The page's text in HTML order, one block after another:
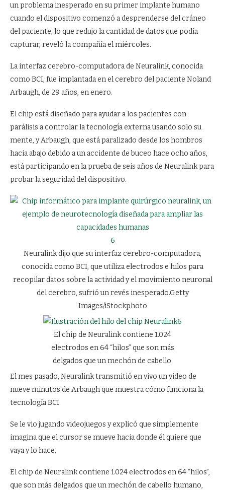
un problema inesperado en su primer implante humano
cuando el dispositivo comenzó a desprenderse del cráneo
del paciente, lo que redujo la cantidad de datos que podía
capturar, reveló la compañía el miércoles.
La interfaz cerebro-computadora de Neuralink, conocida
como BCI, fue implantada en el cerebro del paciente Noland
Arbaugh, de 29 años, en enero.
El chip está diseñado para ayudar a los pacientes con
parálisis a controlar la tecnología externa usando solo su
mente, y Arbaugh, que está paralizado desde los hombros
hacia abajo debido a un accidente de buceo hace ocho años,
está participando en la prueba de seis años de Neuralink para
probar la seguridad del dispositivo.
6
Neuralink dijo que su interfaz cerebro-computadora,
conocida como BCI, que utiliza electrodos e hilos para
recopilar datos sobre la actividad y el movimiento neuronal
del cerebro, sufrió un revés inesperado.Getty
Images/iStockphoto
6
El chip de Neuralink contiene 1.024
electrodos en 64 “hilos” que son más
delgados que un mechón de cabello.
El mes pasado, Neuralink transmitió en vivo un video de
nueve minutos de Arbaughque muestra cómo funciona la
tecnología BCI.
Se le vio jugando videojuegos y explicó que simplemente
imagina que el cursor se mueve hacia donde él quiere que
vaya y lo hace.
El chip de Neuralink contiene 1.024 electrodos en 64 “hilos”,
que son más delgados que un mechón de cabello humano,